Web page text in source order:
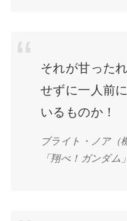
それが甘った
せずに一人前
いるものか！
ブライト・ノア（
「翔べ！ガンダム